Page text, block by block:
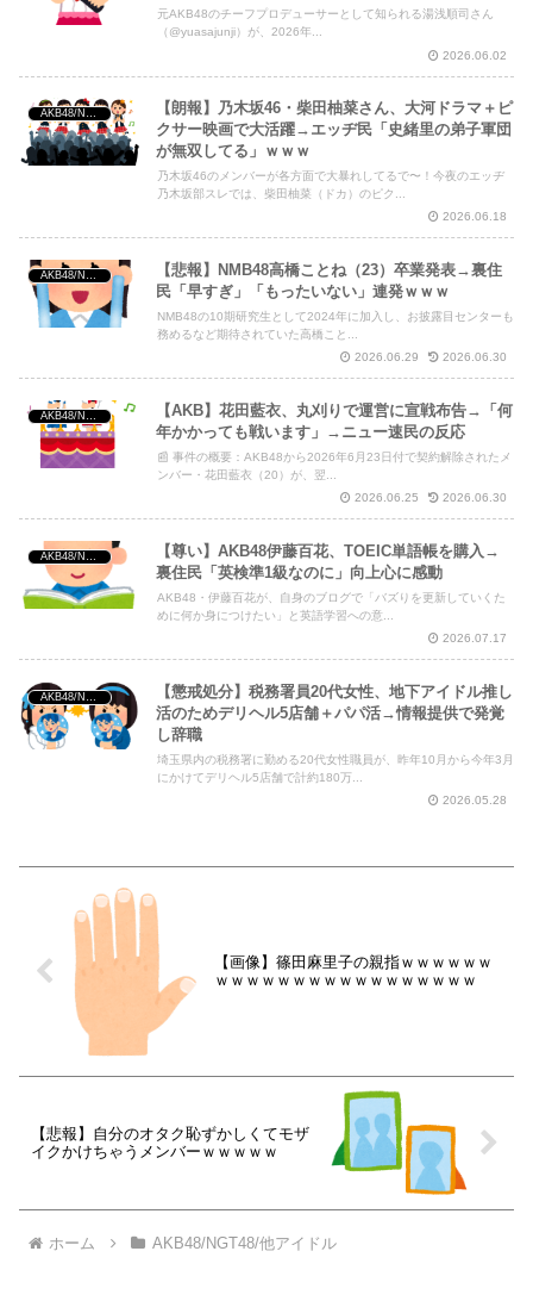
元AKB48のチーフプロデューサーとして知られる湯浅順司さん
（@yuasajunji）が、2026年...
2026.06.02
AKB48/NGT48/他アイドル
【朗報】乃木坂46・柴田柚菜さん、大河ドラマ＋ピ
クサー映画で大活躍→エッヂ民「史緒里の弟子軍団
が無双してる」ｗｗｗ
乃木坂46のメンバーが各方面で大暴れしてるで〜！今夜のエッヂ
乃木坂部スレでは、柴田柚菜（ドカ）のピク...
2026.06.18
AKB48/NGT48/他アイドル
【悲報】NMB48高橋ことね（23）卒業発表→裏住
民「早すぎ」「もったいない」連発ｗｗｗ
NMB48の10期研究生として2024年に加入し、お披露目センターも
務めるなど期待されていた高橋こと...
2026.06.29
2026.06.30
AKB48/NGT48/他アイドル
【AKB】花田藍衣、丸刈りで運営に宣戦布告→「何
年かかっても戦います」→ニュー速民の反応
📰 事件の概要：AKB48から2026年6月23日付で契約解除されたメ
ンバー・花田藍衣（20）が、翌...
2026.06.25
2026.06.30
AKB48/NGT48/他アイドル
【尊い】AKB48伊藤百花、TOEIC単語帳を購入→
裏住民「英検準1級なのに」向上心に感動
AKB48・伊藤百花が、自身のブログで「バズりを更新していくた
めに何か身につけたい」と英語学習への意...
2026.07.17
AKB48/NGT48/他アイドル
【懲戒処分】税務署員20代女性、地下アイドル推し
活のためデリヘル5店舗＋パパ活→情報提供で発覚
し辞職
埼玉県内の税務署に勤める20代女性職員が、昨年10月から今年3月
にかけてデリヘル5店舗で計約180万...
2026.05.28
【画像】篠田麻里子の親指ｗｗｗｗｗｗ
ｗｗｗｗｗｗｗｗｗｗｗｗｗｗｗｗｗ
【悲報】自分のオタク恥ずかしくてモザ
イクかけちゃうメンバーｗｗｗｗｗ
ホーム AKB48/NGT48/他アイドル